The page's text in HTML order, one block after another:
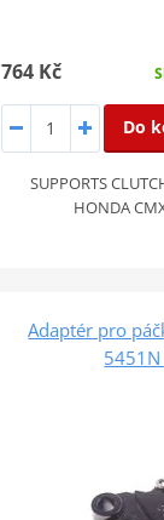
764 Kč
Do
SUPPORTS
HONDA
Adaptér pro